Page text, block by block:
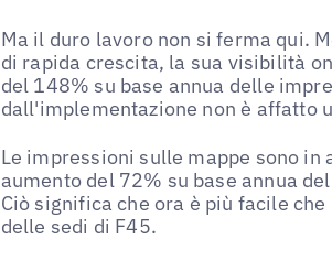
Ma il duro lavoro non si ferma qui.
di rapida crescita, la sua visibilità
del 148% su base annua delle
dall'implementazione non è affatto
Le impressioni sulle mappe sono in
aumento del 72% su base annua
Ciò significa che ora è più facile
delle sedi di F45.